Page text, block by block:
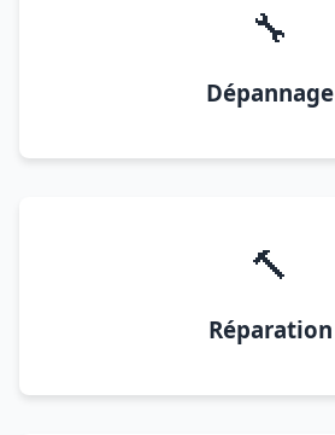
🔧
Dépannage
🔨
Réparation